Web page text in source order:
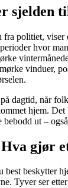
sjelden
fra politiet, viser
hvor
vinduer,
dagtid, når
hjem.
ut –
gjør
best beskytter
Tyver ser